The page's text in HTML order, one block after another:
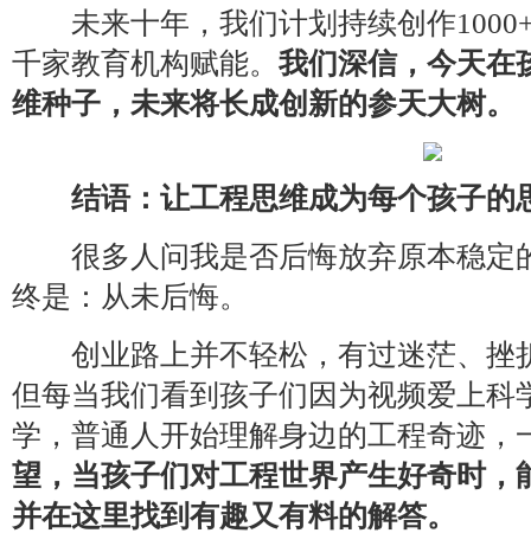
未来十年，我们计划持续创作
千家教育机构赋能。 我们深信，今天在
维种子，未来将长成创新的参天大树。
结语：让工程思维成为每个孩子的
很多人问我是否后悔放弃原本稳定
终是：从未后悔。
创业路上并不轻松，有过迷茫、挫
但每当我们看到孩子们因为视频爱上科
学，普通人开始理解身边的工程奇迹，
望，当孩子们对工程世界产生好奇时，
并在这里找到有趣又有料的解答。